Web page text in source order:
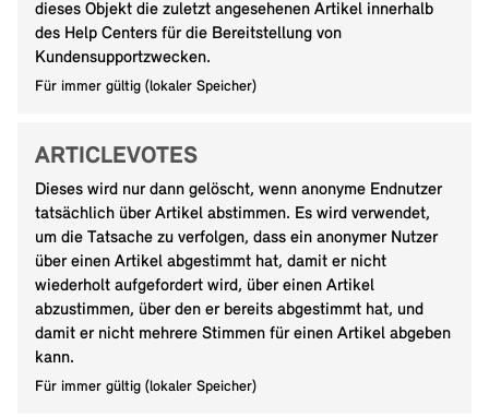
dieses Objekt die zuletzt angesehenen Artikel innerhalb
des Help Centers für die Bereitstellung von
Kundensupportzwecken.
Für immer gültig (lokaler Speicher)
ARTICLEVOTES
Dieses wird nur dann gelöscht, wenn anonyme Endnutzer
tatsächlich über Artikel abstimmen. Es wird verwendet,
um die Tatsache zu verfolgen, dass ein anonymer Nutzer
über einen Artikel abgestimmt hat, damit er nicht
wiederholt aufgefordert wird, über einen Artikel
abzustimmen, über den er bereits abgestimmt hat, und
damit er nicht mehrere Stimmen für einen Artikel abgeben
kann.
Für immer gültig (lokaler Speicher)